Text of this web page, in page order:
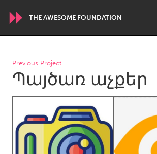
THE AWESOME FOUNDATION
WORLDWIDE
Conservation and Climate
Disability
ARMENIA
Javakhk
Yerevan
Previous Project
Պայծառ աչքեր